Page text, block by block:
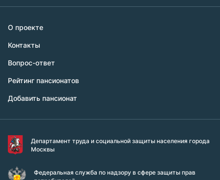
О проекте
Контакты
Вопрос-ответ
Рейтинг пансионатов
Добавить пансионат
Департамент труда и социальной защиты населения города
Москвы
Федеральная служба по надзору в сфере защиты прав